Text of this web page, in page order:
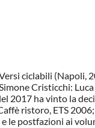
ciclabili
Cristicchi:
2017 ha vinto la
ristoro, ETS
le postfazioni ai